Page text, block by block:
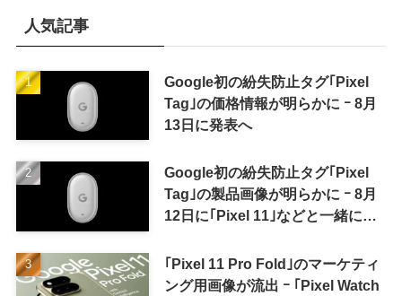
人気記事
Google初の紛失防止タグ｢Pixel
Tag｣の価格情報が明らかに ｰ 8月
13日に発表へ
Google初の紛失防止タグ｢Pixel
Tag｣の製品画像が明らかに ｰ 8月
12日に｢Pixel 11｣などと一緒に発
｢Pixel 11 Pro Fold｣のマーケティ
ング用画像が流出 ｰ ｢Pixel Watch